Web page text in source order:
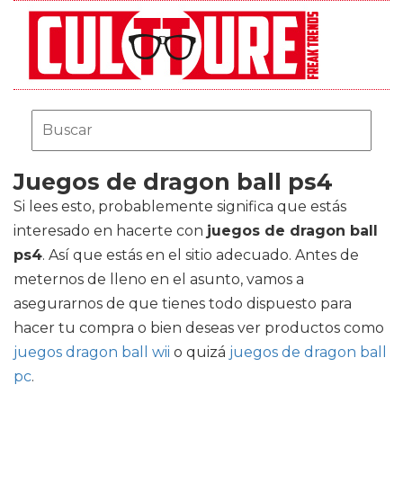
Juegos de dragon ball ps4
Si lees esto, probablemente significa que estás
interesado en hacerte con juegos de dragon ball
ps4. Así que estás en el sitio adecuado. Antes de
meternos de lleno en el asunto, vamos a
asegurarnos de que tienes todo dispuesto para
hacer tu compra o bien deseas ver productos como
juegos dragon ball wii o quizá juegos de dragon ball
pc.